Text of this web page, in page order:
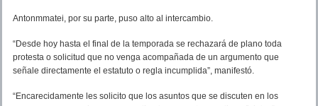
Antonmmatei, por su parte, puso alto al intercambio.
“Desde hoy hasta el final de la temporada se rechazará de plano toda
protesta o solicitud que no venga acompañada de un argumento que
señale directamente el estatuto o regla incumplida”, manifestó.
“Encarecidamente les solicito que los asuntos que se discuten en los